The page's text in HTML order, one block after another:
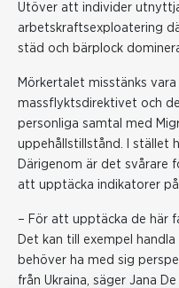
Utöver att individer
arbetskraftsexploatering
städ och bärplock
Mörkertalet misstänks
massflyktsdirektivet och
personliga samtal med
uppehållstillstånd. I stället
Därigenom är det svårare
att upptäcka indikatorer
– För att upptäcka de här
Det kan till exempel
behöver ha med sig
från Ukraina, säger Jana De